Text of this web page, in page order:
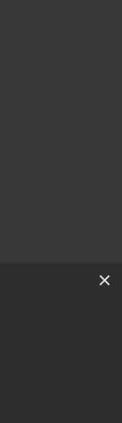
×